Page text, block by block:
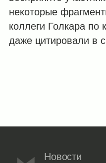
некоторые
коллеги Голкара по
даже цитировали в
Новости